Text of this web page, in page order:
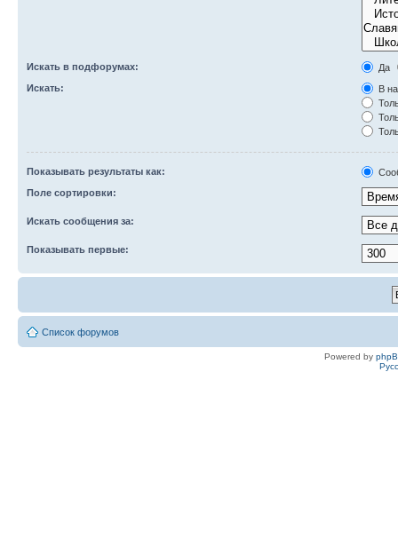
Искать в подфорумах:
Да
Искать:
В
Показывать результаты как:
Поле сортировки:
Искать сообщения за:
Показывать первые:
Список форумов
Powered by